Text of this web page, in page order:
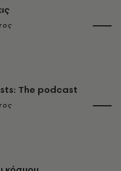
The podcast